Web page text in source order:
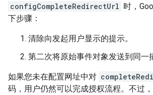
configCompleteRedirectUrl 时，
下步骤：
清除向发起用户显示的提示。
第二次将原始事件对象发送到同一
如果您未在配置网址中对
码，用户仍然可以完成授权流程。不过